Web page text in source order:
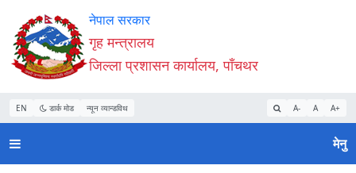
Accessibility
Mode
सुरु
गर्नुहोस्
सामाग्री
पढ्नुहाेस्
नेभिगेसन
पढ्नुहाेस्
वेबसाइट
खोजमा
जानुहोस्
नेपाल सरकार
गृह मन्त्रालय
जिल्ला प्रशासन कार्यालय, पाँचथर
EN डार्क मोड न्यून व्यान्डविथ A- A A+
मेनु